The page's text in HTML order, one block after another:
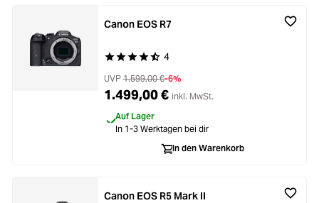
Durchschnittliche Bewertung von 4.7 von 5
4
Canon EOS R7
UVP 1.599,00 €-6%
1.499,00 € inkl. MwSt.
Auf Lager
In 1-3 Werktagen bei dir
In den Warenkorb
Canon EOS R5 Mark II